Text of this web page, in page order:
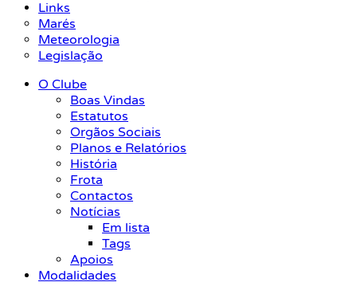
Links
Marés
Meteorologia
Legislação
O Clube
Boas Vindas
Estatutos
Orgãos Sociais
Planos e Relatórios
História
Frota
Contactos
Notícias
Em lista
Tags
Apoios
Modalidades